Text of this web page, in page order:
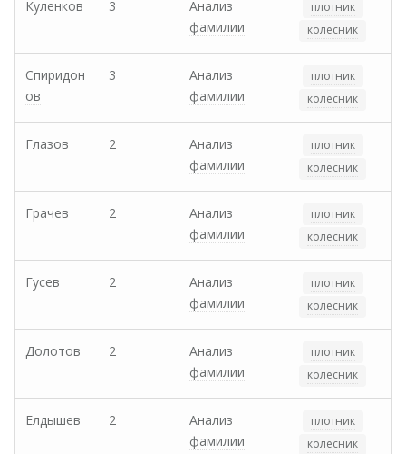
Куленков 3
Анализ
фамилии
плотник
колесник
Спиридон
ов
3
Анализ
фамилии
плотник
колесник
Глазов 2
Анализ
фамилии
плотник
колесник
Грачев 2
Анализ
фамилии
плотник
колесник
Гусев 2
Анализ
фамилии
плотник
колесник
Долотов 2
Анализ
фамилии
плотник
колесник
Елдышев 2
Анализ
фамилии
плотник
колесник